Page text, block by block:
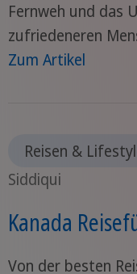
Fernweh und das
zufriedeneren
Zum Artikel
Reisen &
Siddiqui
Kanada
Von der besten